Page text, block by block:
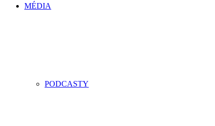
MÉDIA
PODCASTY